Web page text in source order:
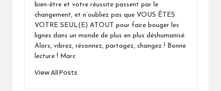
bien-être et votre réussite passent par le
changement, et n’oubliez pas que VOUS ÊTES
VOTRE SEUL(E) ATOUT pour faire bouger les
lignes dans un monde de plus en plus déshumanisé.
Alors, vibrez, résonnez, partagez, changez ! Bonne
lecture ! Marc
View All Posts